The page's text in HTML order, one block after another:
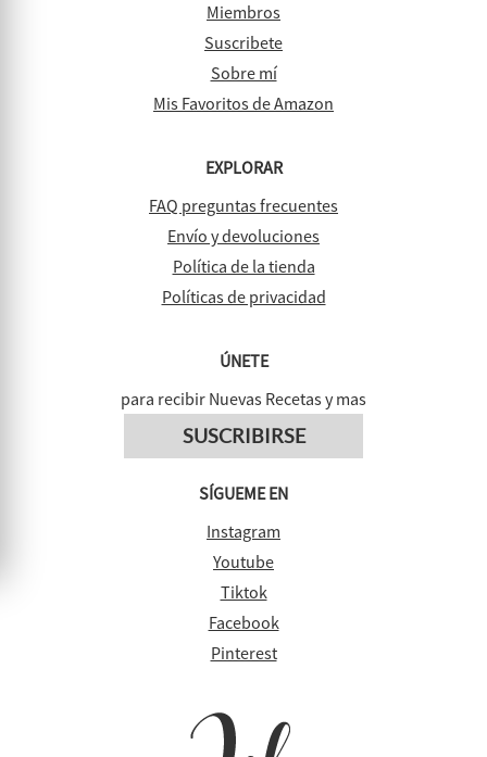
Miembros
Suscribete
Sobre mí
Mis Favoritos de Amazon
EXPLORAR
FAQ preguntas frecuentes
Envío y devoluciones
Política de la tienda
Políticas de privacidad
ÚNETE
para recibir Nuevas Recetas y mas
SUSCRIBIRSE
SÍGUEME EN
Instagram
Youtube
Tiktok
Facebook
Pinterest